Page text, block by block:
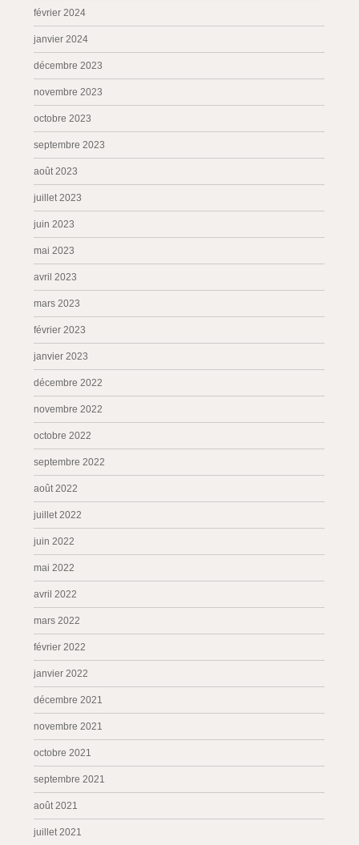
février 2024
janvier 2024
décembre 2023
novembre 2023
octobre 2023
septembre 2023
août 2023
juillet 2023
juin 2023
mai 2023
avril 2023
mars 2023
février 2023
janvier 2023
décembre 2022
novembre 2022
octobre 2022
septembre 2022
août 2022
juillet 2022
juin 2022
mai 2022
avril 2022
mars 2022
février 2022
janvier 2022
décembre 2021
novembre 2021
octobre 2021
septembre 2021
août 2021
juillet 2021